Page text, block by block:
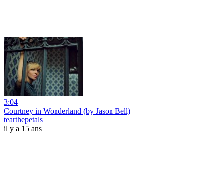
3:04
Courtney in Wonderland (by Jason Bell)
tearthepetals
il y a 15 ans